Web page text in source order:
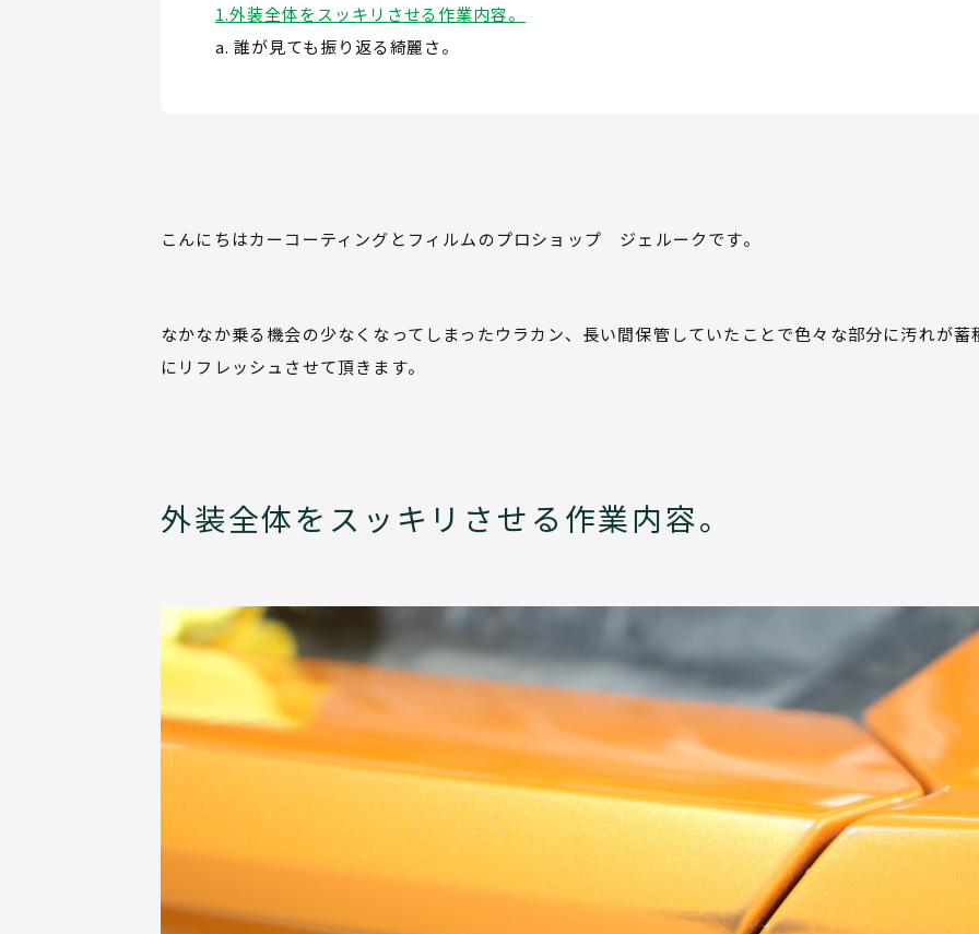
外装全体をスッキリさせる作業内容。
誰が見ても振り返る綺麗さ。
こんにちはカーコーティングとフィルムのプロショップ ジェルークです。
なかなか乗る機会の少なくなってしまったウラカン、長い間保管していたことで色々な部分に汚れが
にリフレッシュさせて頂きます。
外装全体をスッキリさせる作業内容。